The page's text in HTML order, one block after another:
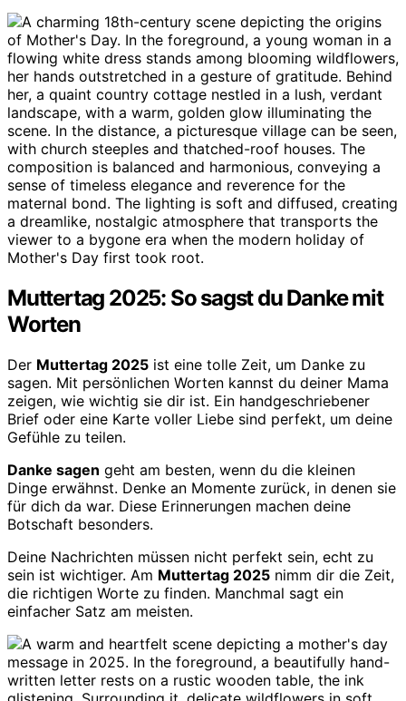
Muttertag 2025: So sagst du Danke mit
Worten
Der Muttertag 2025 ist eine tolle Zeit, um Danke zu
sagen. Mit persönlichen Worten kannst du deiner Mama
zeigen, wie wichtig sie dir ist. Ein handgeschriebener
Brief oder eine Karte voller Liebe sind perfekt, um deine
Gefühle zu teilen.
Danke sagen geht am besten, wenn du die kleinen
Dinge erwähnst. Denke an Momente zurück, in denen sie
für dich da war. Diese Erinnerungen machen deine
Botschaft besonders.
Deine Nachrichten müssen nicht perfekt sein, echt zu
sein ist wichtiger. Am Muttertag 2025 nimm dir die Zeit,
die richtigen Worte zu finden. Manchmal sagt ein
einfacher Satz am meisten.